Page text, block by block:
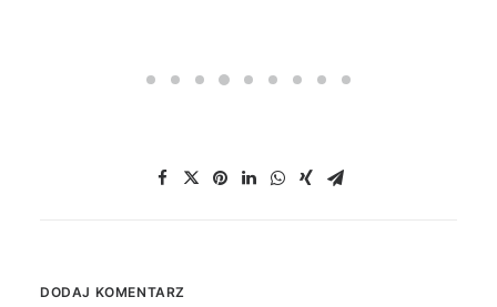
DODAJ KOMENTARZ